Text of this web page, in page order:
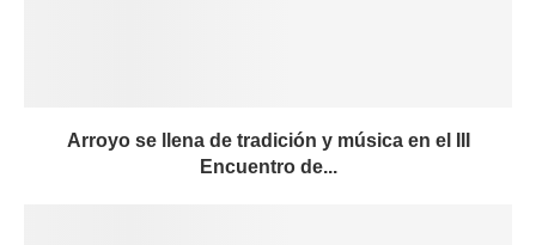
Arroyo se llena de tradición y música en el III
Encuentro de...